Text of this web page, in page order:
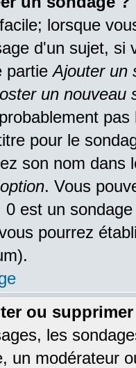
lorsque
d'un sujet, si
partieAjouter un
un nouveau
pour le
son nom dans
. Vous
est un
pourrez
ou
les
un modérateur